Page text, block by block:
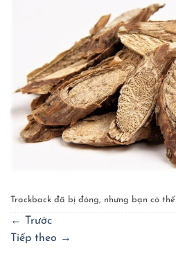
Trackback đã bị đóng, nhưng bạn có thể
←
Trước
Tiếp theo →